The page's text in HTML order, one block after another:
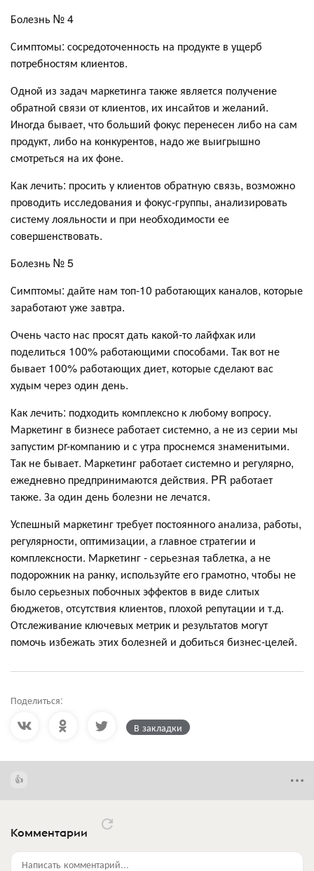
Болезнь № 4
Симптомы: сосредоточенность на продукте в ущерб
потребностям клиентов.
Одной из задач маркетинга также является получение
обратной связи от клиентов, их инсайтов и желаний.
Иногда бывает, что больший фокус перенесен либо на сам
продукт, либо на конкурентов, надо же выигрышно
смотреться на их фоне.
Как лечить: просить у клиентов обратную связь, возможно
проводить исследования и фокус-группы, анализировать
систему лояльности и при необходимости ее
совершенствовать.
Болезнь № 5
Симптомы: дайте нам топ-10 работающих каналов, которые
заработают уже завтра.
Очень часто нас просят дать какой-то лайфхак или
поделиться 100% работающими способами. Так вот не
бывает 100% работающих диет, которые сделают вас
худым через один день.
Как лечить: подходить комплексно к любому вопросу.
Маркетинг в бизнесе работает системно, а не из серии мы
запустим pr-компанию и с утра проснемся знаменитыми.
Так не бывает. Маркетинг работает системно и регулярно,
ежедневно предпринимаются действия. PR работает
также. За один день болезни не лечатся.
Успешный маркетинг требует постоянного анализа, работы,
регулярности, оптимизации, а главное стратегии и
комплексности. Маркетинг - серьезная таблетка, а не
подорожник на ранку, используйте его грамотно, чтобы не
было серьезных побочных эффектов в виде слитых
бюджетов, отсутствия клиентов, плохой репутации и т.д.
Отслеживание ключевых метрик и результатов могут
помочь избежать этих болезней и добиться бизнес-целей.
Поделиться:
В закладки
Комментарии
Написать комментарий...